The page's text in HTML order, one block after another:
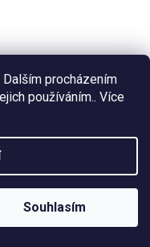
procházením
používáním.. Více
Souhlasím